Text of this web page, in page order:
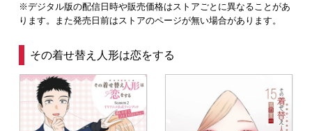
※デジタル版の配信日時や販売価格はストアごとに異なることがあ
ります。また発売日前はストアのページが無い場合があります。
その着せ替え人形は恋をする